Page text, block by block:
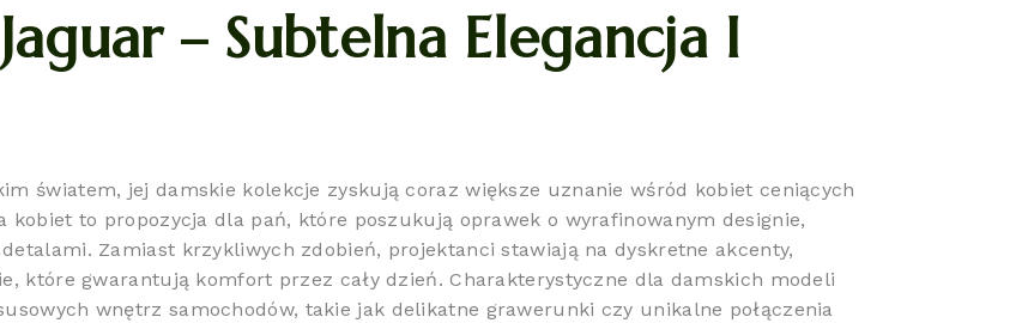
– Subtelna Elegancja I
światem, jej damskie kolekcje zyskują coraz większe uznanie wśród kobiet ceniących
to propozycja dla pań, które poszukują oprawek o wyrafinowanym designie,
Zamiast krzykliwych zdobień, projektanci stawiają na dyskretne akcenty,
które gwarantują komfort przez cały dzień. Charakterystyczne dla damskich modeli
wnętrz samochodów, takie jak delikatne grawerunki czy unikalne połączenia